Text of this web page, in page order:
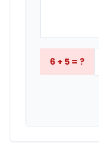
6 + 5 = ?